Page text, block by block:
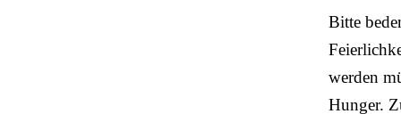
Bitte
werden
Hunger.